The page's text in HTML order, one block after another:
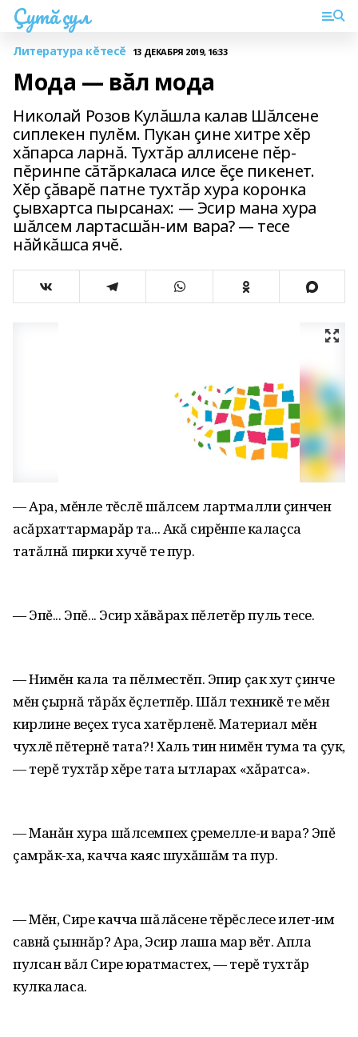
Çутă çул
Литература кĕтесĕ 13 ДЕКАБРЯ 2019, 16:33
Мода — вăл мода
Николай Розов Кулăшла калав Шăлсене
сиплекен пулĕм. Пукан çине хитре хĕр
хăпарса ларнă. Тухтăр аллисене пĕр-
пĕринпе сăтăркаласа илсе ĕçе пикенет.
Хĕр çăварĕ патне тухтăр хура коронка
çывхартса пырсанах: — Эсир мана хура
шăлсем лартасшăн-им вара? — тесе
нăйкăшса ячĕ.
— Ара, мĕнле тĕслĕ шăлсем лартмалли çинчен
асăрхаттармарăр та... Акă сирĕнпе калаçса
татăлнă пирки хучĕ те пур.
— Эпĕ... Эпĕ... Эсир хăвăрах пĕлетĕр пуль тесе.
— Нимĕн кала та пĕлместĕп. Эпир çак хут çинче
мĕн çырнă тăрăх ĕçлетпĕр. Шăл техникĕ те мĕн
кирлине веçех туса хатĕрленĕ. Материал мĕн
чухлĕ пĕтернĕ тата?! Халь тин нимĕн тума та çук,
— терĕ тухтăр хĕре тата ытларах «хăратса».
— Манăн хура шăлсемпех çӳремелле-и вара? Эпĕ
çамрăк-ха, качча каяс шухăшăм та пур.
— Мĕн, Сире качча шăлăсене тĕрĕслесе илет-им
савнă çыннăр? Ара, Эсир лаша мар вĕт. Апла
пулсан вăл Сире юратмастех, — терĕ тухтăр
кулкаласа.